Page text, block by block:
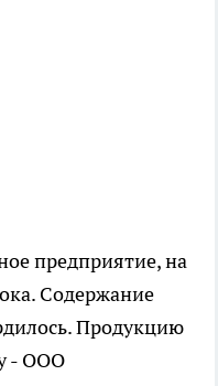
предприятие, на
Содержание
Продукцию
- ООО